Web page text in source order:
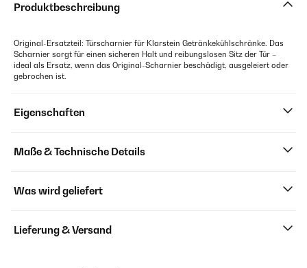
Produktbeschreibung
Original-Ersatzteil: Türscharnier für Klarstein Getränkekühlschränke. Das
Scharnier sorgt für einen sicheren Halt und reibungslosen Sitz der Tür –
ideal als Ersatz, wenn das Original-Scharnier beschädigt, ausgeleiert oder
gebrochen ist.
Eigenschaften
Maße & Technische Details
Was wird geliefert
Lieferung & Versand